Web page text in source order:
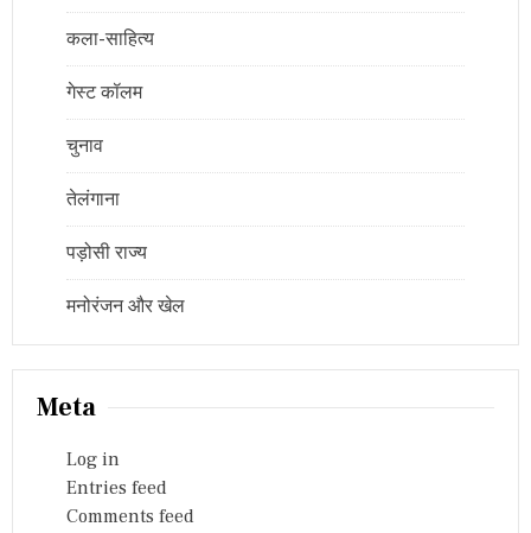
कला-साहित्य
गेस्ट कॉलम
चुनाव
तेलंगाना
पड़ोसी राज्य
मनोरंजन और खेल
Meta
Log in
Entries feed
Comments feed